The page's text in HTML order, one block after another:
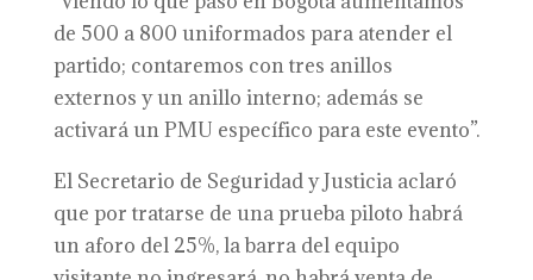
de 500 a 800 uniformados para atender el
partido; contaremos con tres anillos
externos y un anillo interno; además se
activará un PMU específico para este evento”.
El Secretario de Seguridad y Justicia aclaró
que por tratarse de una prueba piloto habrá
un aforo del 25%, la barra del equipo